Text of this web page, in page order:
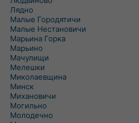
Лядно
Малые Городятичи
Малые Нестановичи
Марьина Горка
Марьино
Мачулищи
Мелешки
Миколаевщина
Минск
Михановичи
Могильно
Молодечно